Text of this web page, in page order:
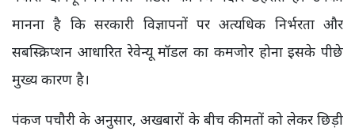
मानना है कि सरकारी विज्ञापनों पर अत्यधिक निर्भरता और
सबस्क्रिप्शन आधारित रेवेन्यू मॉडल का कमजोर होना इसके पीछे
मुख्य कारण है।
पंकज पचौरी के अनुसार, अखबारों के बीच कीमतों को लेकर छिड़ी